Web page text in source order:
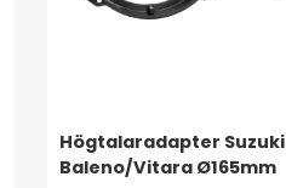
Högtalaradapter Suzuki
Baleno/Vitara Ø165mm